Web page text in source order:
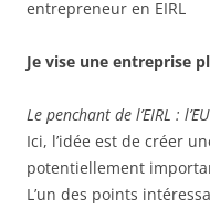
entrepreneur en EIRL
Je vise une entreprise
Le penchant de l’EIRL :
Ici, l’idée est de créer
potentiellement
L’un des points